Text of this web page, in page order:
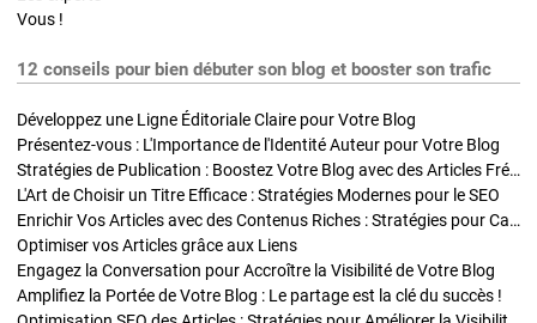
Vous !
12 conseils pour bien débuter son blog et booster son trafic
Développez une Ligne Éditoriale Claire pour Votre Blog
Présentez-vous : L'Importance de l'Identité Auteur pour Votre Blog
Stratégies de Publication : Boostez Votre Blog avec des Articles Fréquents et Exclusifs
L'Art de Choisir un Titre Efficace : Stratégies Modernes pour le SEO
Enrichir Vos Articles avec des Contenus Riches : Stratégies pour Captiver et Optimiser
Optimiser vos Articles grâce aux Liens
Engagez la Conversation pour Accroître la Visibilité de Votre Blog
Amplifiez la Portée de Votre Blog : Le partage est la clé du succès !